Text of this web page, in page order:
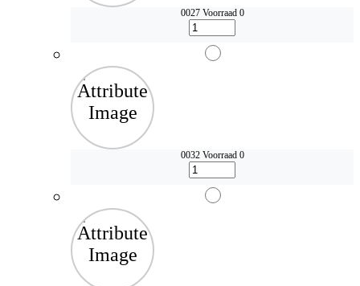
0027 Voorraad 0
0032 Voorraad 0